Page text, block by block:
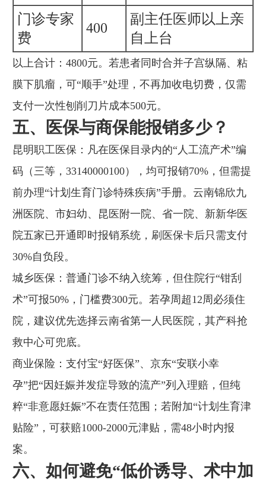
门诊专家
费
400
副主任医师以上亲
自上台
以上合计：4800元。若患者同时合并子宫纵隔、粘
膜下肌瘤，可“顺手”处理，不再加收电切费，仅需
支付一次性刨削刀片成本500元。
五、医保与商保能报销多少？
昆明职工医保：凡在医保目录内的“人工流产术”编
码（三等，33140000100），均可报销70%，但需提
前办理“计划生育门诊特殊疾病”手册。云南锦欣九
洲医院、市妇幼、昆医附一院、省一院、新新华医
院五家已开通即时报销系统，刷医保卡后只需支付
30%自负段。
城乡医保：普通门诊不纳入统筹，但住院行“钳刮
术”可报50%，门槛费300元。若孕周超12周必须住
院，建议优先选择云南省第一人民医院，其产科抢
救中心可兜底。
商业保险：支付宝“好医保”、京东“安联小幸
孕”把“因妊娠并发症导致的流产”列入理赔，但纯
粹“非意愿妊娠”不在责任范围；若附加“计划生育津
贴险”，可获赔1000-2000元津贴，需48小时内报
案。
六、如何避免“低价诱导、术中加